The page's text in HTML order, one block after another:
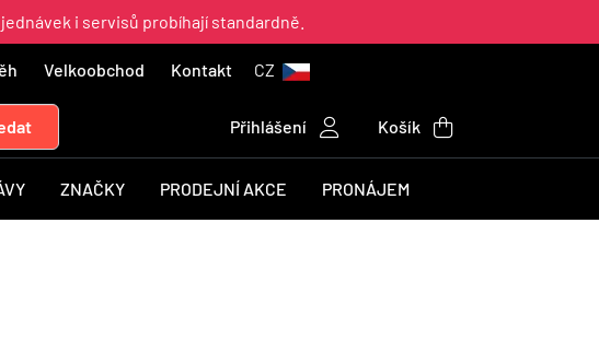
i servisů probíhají standardně.
Velkoobchod Kontakt CZ
Přihlášení Košík
ZNAČKY PRODEJNÍ AKCE PRONÁJEM